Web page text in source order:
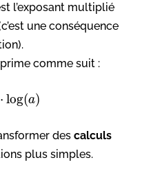
l’exposant multiplié
une conséquence
comme suit :
⋅ log(a)
des calculs
plus simples.